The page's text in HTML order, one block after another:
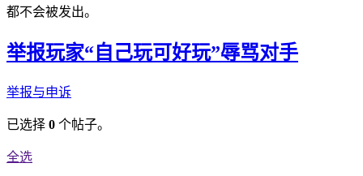
都不会被发出。
举报玩家“自己玩可好玩”辱骂对手
举报与申诉
已选择 0 个帖子。
全选